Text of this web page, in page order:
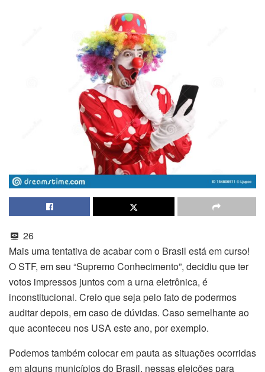
26
Mais uma tentativa de acabar com o Brasil está em curso!
O STF, em seu “Supremo Conhecimento”, decidiu que ter
votos impressos juntos com a urna eletrônica, é
inconstitucional. Creio que seja pelo fato de podermos
auditar depois, em caso de dúvidas. Caso semelhante ao
que aconteceu nos USA este ano, por exemplo.
Podemos também colocar em pauta as situações ocorridas
em alguns municípios do Brasil, nessas eleições para